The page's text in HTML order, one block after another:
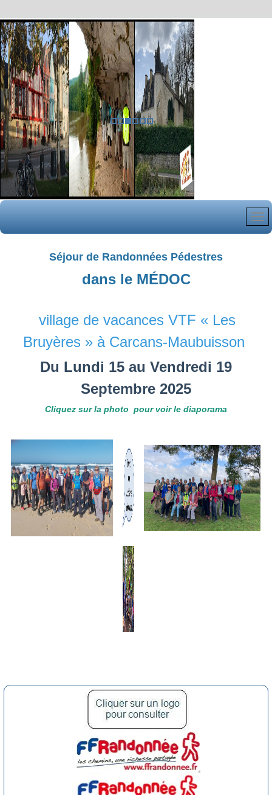
Séjour de Randonnées Pédestres
dans le MÉDOC
village de vacances VTF « Les
Bruyères » à Carcans-Maubuisson
Du Lundi 15 au Vendredi 19
Septembre 2025
Cliquez sur la photo pour voir le diaporama